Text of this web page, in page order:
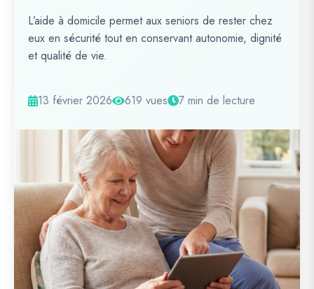
L’aide à domicile permet aux seniors de rester chez
eux en sécurité tout en conservant autonomie, dignité
et qualité de vie.
13 février 2026 619 vues 7 min de lecture